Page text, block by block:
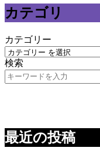
カテゴリ
カテゴリー
検索
最近の投稿